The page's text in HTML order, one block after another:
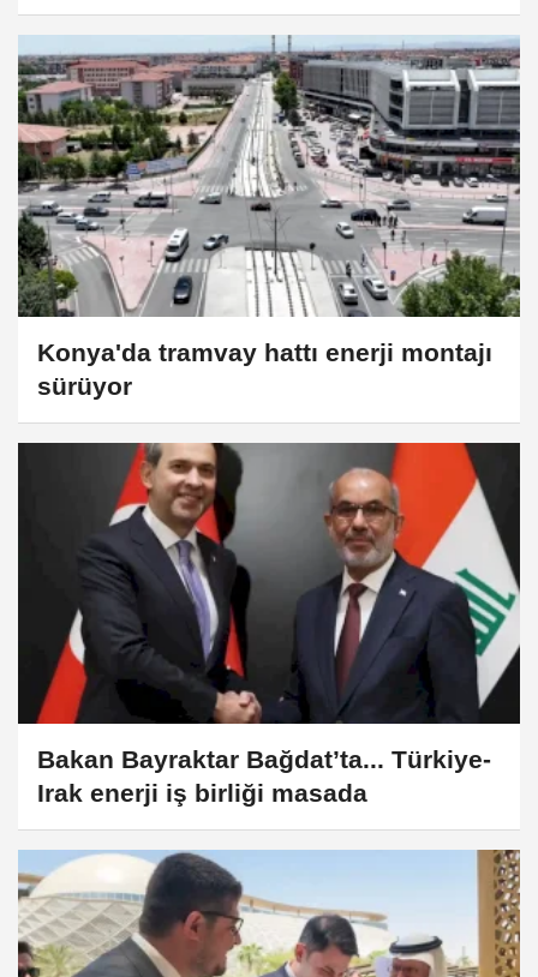
Konya'da tramvay hattı enerji montajı
sürüyor
Bakan Bayraktar Bağdat’ta... Türkiye-
Irak enerji iş birliği masada